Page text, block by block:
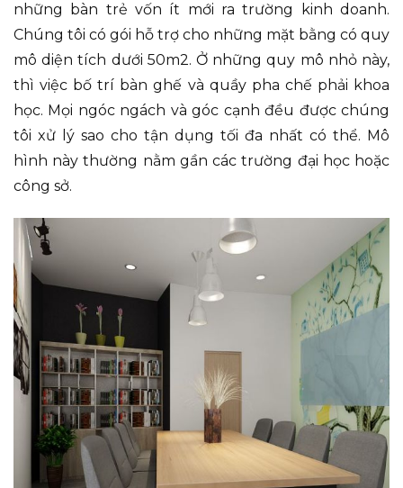
những bàn trẻ vốn ít mới ra trường kinh doanh.
Chúng tôi có gói hỗ trợ cho những mặt bằng có quy
mô diện tích dưới 50m2. Ở những quy mô nhỏ này,
thì việc bố trí bàn ghế và quầy pha chế phải khoa
học. Mọi ngóc ngách và góc cạnh đều được chúng
tôi xử lý sao cho tận dụng tối đa nhất có thể. Mô
hình này thường nằm gần các trường đại học hoặc
công sở.